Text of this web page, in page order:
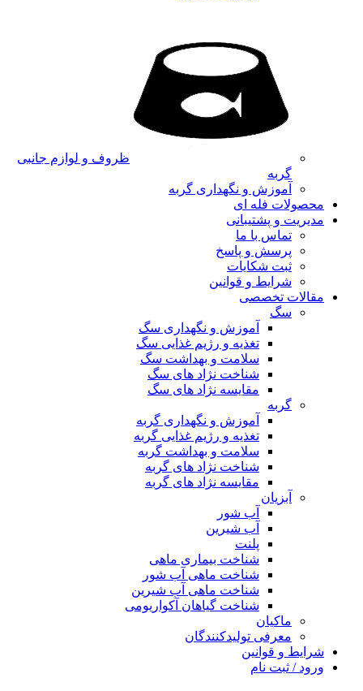
ظروف و لوازم جانبی
گربه
آموزش و نگهداری گربه
محصولات فله ای
مدیریت و پشتیبانی
تماس با ما
پرسش و پاسخ
ثبت شکایات
شرایط و قوانین
مقالات تخصصی
سگ
آموزش و نگهداری سگ
تغذیه و رژیم غذایی سگ
سلامت و بهداشت سگ
شناخت نژاد های سگ
مقایسه نژاد های سگ
گربه
آموزش و نگهداری گربه
تغذیه و رژیم غذایی گربه
سلامت و بهداشت گربه
شناخت نژاد های گربه
مقایسه نژاد های گربه
آبزیان
آب شور
آب شیرین
پلنت
شناخت بیماری ماهی
شناخت ماهی آب شور
شناخت ماهی آب شیرین
شناخت گیاهان آکواریومی
ماکیان
معرفی تولیدکنندگان
شرایط و قوانین
ورود / ثبت نام